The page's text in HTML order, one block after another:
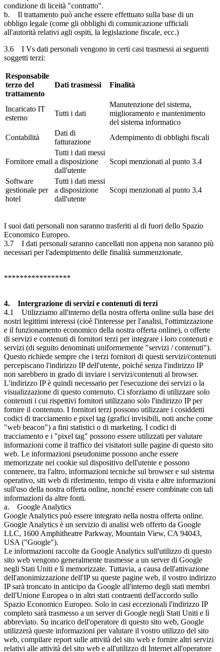
condizione di liceità "contratto".
b. Il trattamento può anche essere effettuato sulla base di un
obbligo legale (come gli obblighi di comunicazione ufficiali
all'autorità relativi agli ospiti, la legislazione fiscale, ecc.)
3.6 I Vs dati personali vengono in certi casi trasmessi ai seguenti
soggetti terzi:
Responsabile
terzo del
trattamento
Dati trasmessi Finalità
Incaricato IT
esterno
Tutti i dati
Manutenzione del sistema,
miglioramento e mantenimento
del sistema informatico
Contabilità
Dati di
fatturazione
Adempimento di obblighi fiscali
Fornitore email
Tutti i dati messi
a disposizione
dall'utente
Scopi menzionati al punto 3.4
Software
gestionale per
hotel
Tutti i dati messi
a disposizione
dall'utente
Scopi menzionati al punto 3.4
I suoi dati personali non saranno trasferiti al di fuori dello Spazio
Economico Europeo.
3.7 I dati personali saranno cancellati non appena non saranno più
necessari per l'adempimento delle finalità summenzionate.
*****************
4. Intergrazione di servizi e contenuti di terzi
4.1 Utilizziamo all'interno della nostra offerta online sulla base dei
nostri legittimi interessi (cioè l'interesse per l'analisi, l'ottimizzazione
e il funzionamento economico della nostra offerta online), o offerte
di servizi e contenuti di fornitori terzi per integrare i loro contenuti e
servizi (di seguito denominati uniformemente "servizi / contenuti").
Questo richiede sempre che i terzi fornitori di questi servizi/contenuti
percepiscano l'indirizzo IP dell'utente, poiché senza l'indirizzo IP
non sarebbero in grado di inviare i servizi/contenuti al browser.
L'indirizzo IP è quindi necessario per l'esecuzione dei servizi o la
visualizzazione di questo contenuto. Ci sforziamo di utilizzare solo
contenuti i cui rispettivi fornitori utilizzano solo l'indirizzo IP per
fornire il contenuto. I fornitori terzi possono utilizzare i cosiddetti
codici di tracciamento e pixel tag (grafici invisibili, noti anche come
"web beacon") a fini statistici o di marketing. I codici di
tracciamento e i "pixel tag" possono essere utilizzati per valutare
informazioni come il traffico dei visitatori sulle pagine di questo sito
web. Le informazioni pseudonime possono anche essere
memorizzate nei cookie sul dispositivo dell'utente e possono
contenere, tra l'altro, informazioni tecniche sul browser e sul sistema
operativo, siti web di riferimento, tempo di visita e altre informazioni
sull'uso della nostra offerta online, nonché essere combinate con tali
informazioni da altre fonti.
a. Google Analytics
Google Analytics può essere integrato nella nostra offerta online.
Google Analytics è un servizio di analisi web offerto da Google
LLC, 1600 Amphitheatre Parkway, Mountain View, CA 94043,
USA ("Google").
Le informazioni raccolte da Google Analytics sull'utilizzo di questo
sito web vengono generalmente trasmesse a un server di Google
negli Stati Uniti e lì memorizzate. Tuttavia, a causa dell'attivazione
dell'anonimizzazione dell'IP su queste pagine web, il vostro indirizzo
IP sarà troncato in anticipo da Google all'interno degli stati membri
dell'Unione Europea o in altri stati contraenti dell'accordo sullo
Spazio Economico Europeo. Solo in casi eccezionali l'indirizzo IP
completo sarà trasmesso a un server di Google negli Stati Uniti e lì
abbreviato. Su incarico dell'operatore di questo sito web, Google
utilizzerà queste informazioni per valutare il vostro utilizzo del sito
web, compilare report sulle attività del sito web e fornire altri servizi
relativi alle attività del sito web e all'utilizzo di Internet all'operatore